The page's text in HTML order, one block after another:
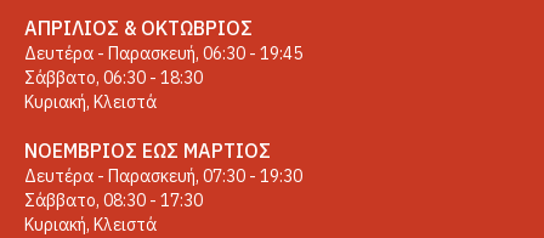
ΑΠΡΊΛΙΟΣ & ΟΚΤΏΒΡΙΟΣ
Δευτέρα - Παρασκευή, 06:30 - 19:45
Σάββατο, 06:30 - 18:30
Κυριακή, Κλειστά
ΝΟΈΜΒΡΙΟΣ ΈΩΣ ΜΆΡΤΙΟΣ
Δευτέρα - Παρασκευή, 07:30 - 19:30
Σάββατο, 08:30 - 17:30
Κυριακή, Κλειστά